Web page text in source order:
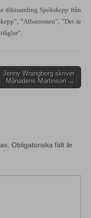
diktsamlingSpökskeppfrån
”Albatrossen”, ”Det är
Jenny Wrangborg skriver
Månadens Martinson →
Obligatoriska fält är